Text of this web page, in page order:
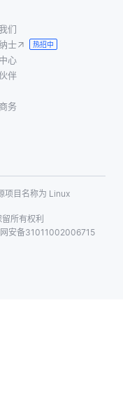
们
士
热招中
心
伴
务
项目名称为 Linux
所有权利
安备31011002006715